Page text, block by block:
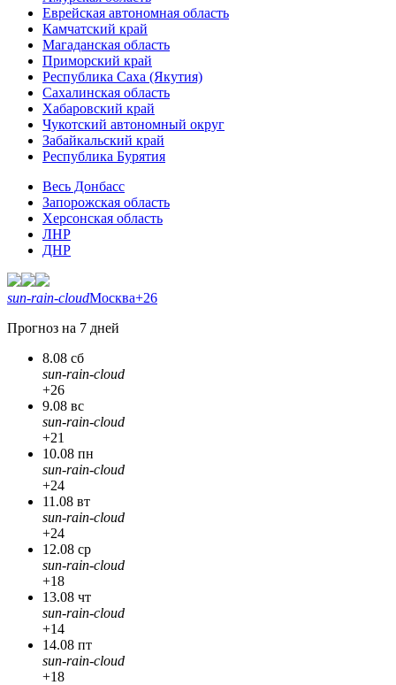
Еврейская автономная область
Камчатский край
Магаданская область
Приморский край
Республика Саха (Якутия)
Сахалинская область
Хабаровский край
Чукотский автономный округ
Забайкальский край
Республика Бурятия
Весь Донбасс
Запорожская область
Херсонская область
ЛНР
ДНР
sun-rain-cloudМосква+26
Прогноз на 7 дней
8.08 сб
sun-rain-cloud
+26
9.08 вс
sun-rain-cloud
+21
10.08 пн
sun-rain-cloud
+24
11.08 вт
sun-rain-cloud
+24
12.08 ср
sun-rain-cloud
+18
13.08 чт
sun-rain-cloud
+14
14.08 пт
sun-rain-cloud
+18